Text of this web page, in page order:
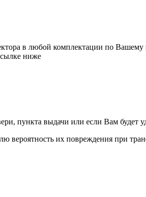
в любой комплектации по
ниже
выдачи или если Вам будет
вероятность их повреждения при